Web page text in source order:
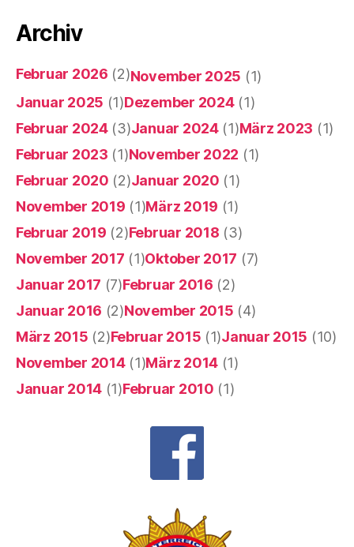
Archiv
Februar 2026 (2)November 2025 (1)
Januar 2025 (1)Dezember 2024(1)
Februar 2024(3)Januar 2024(1)März 2023 (1)
Februar 2023 (1)November 2022 (1)
Februar 2020 (2)Januar 2020 (1)
November 2019 (1)März 2019 (1)
Februar 2019 (2)Februar 2018 (3)
November 2017 (1)Oktober 2017 (7)
Januar 2017 (7)Februar 2016 (2)
Januar 2016 (2)November 2015 (4)
März 2015 (2)Februar 2015 (1)Januar 2015 (10)
November 2014(1)März 2014 (1)
Januar 2014 (1)Februar 2010 (1)